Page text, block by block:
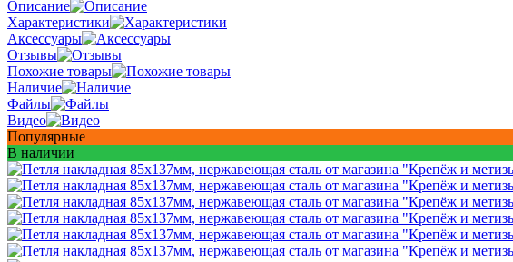
Описание
Характеристики
Аксессуары
Отзывы
Похожие товары
Наличие
Файлы
Видео
Популярные
В наличии